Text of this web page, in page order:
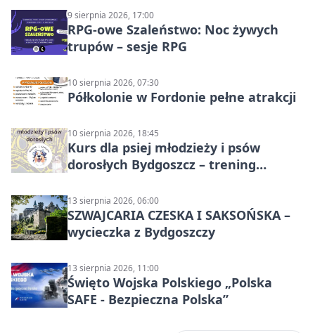
9 sierpnia 2026, 17:00
RPG-owe Szaleństwo: Noc żywych
trupów – sesje RPG
10 sierpnia 2026, 07:30
Półkolonie w Fordonie pełne atrakcji
10 sierpnia 2026, 18:45
Kurs dla psiej młodzieży i psów
dorosłych Bydgoszcz – trening
13 sierpnia 2026, 06:00
SZWAJCARIA CZESKA I SAKSOŃSKA –
wycieczka z Bydgoszczy
13 sierpnia 2026, 11:00
Święto Wojska Polskiego „Polska
SAFE - Bezpieczna Polska”